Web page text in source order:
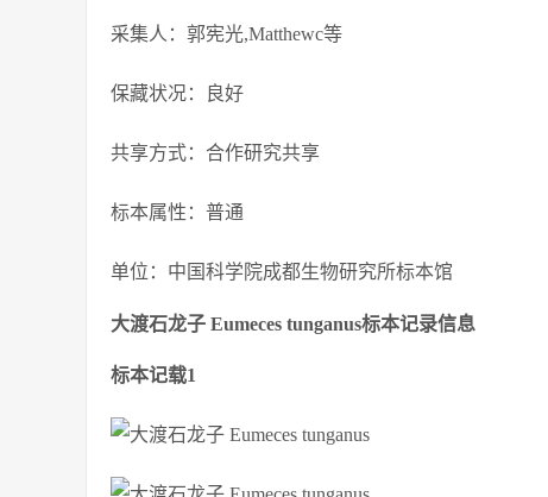
采集人：郭宪光,Matthewc等
保藏状况：良好
共享方式：合作研究共享
标本属性：普通
单位：中国科学院成都生物研究所标本馆
大渡石龙子 Eumeces tunganus标本记录信息
标本记载1